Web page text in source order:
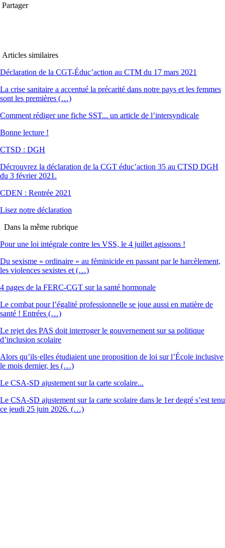
Partager
Articles similaires
Déclaration de la CGT-Éduc’action au CTM du 17 mars 2021
La crise sanitaire a accentué la précarité dans notre pays et les femmes
sont les premières (…)
Comment rédiger une fiche SST... un article de l’intersyndicale
Bonne lecture !
CTSD : DGH
Décrouvrez la déclaration de la CGT éduc’action 35 au CTSD DGH
du 3 février 2021.
CDEN : Rentrée 2021
Lisez notre déclaration
Dans la même rubrique
Pour une loi intégrale contre les VSS, le 4 juillet agissons !
Du sexisme « ordinaire » au féminicide en passant par le harcèlement,
les violences sexistes et (…)
4 pages de la FERC-CGT sur la santé hormonale
Le combat pour l’égalité professionnelle se joue aussi en matière de
santé ! Entrées (…)
Le rejet des PAS doit interroger le gouvernement sur sa politique
d’inclusion scolaire
Alors qu’ils·elles étudiaient une proposition de loi sur l’École inclusive
le mois dernier, les (…)
Le CSA-SD ajustement sur la carte scolaire...
Le CSA-SD ajustement sur la carte scolaire dans le 1er degré s’est tenu
ce jeudi 25 juin 2026. (…)